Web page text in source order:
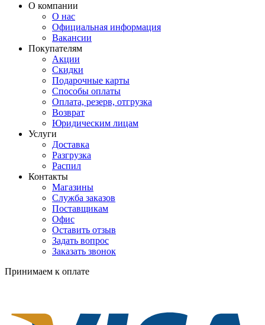
О компании
О нас
Официальная информация
Вакансии
Покупателям
Акции
Скидки
Подарочные карты
Способы оплаты
Оплата, резерв, отгрузка
Возврат
Юридическим лицам
Услуги
Доставка
Разгрузка
Распил
Контакты
Магазины
Служба заказов
Поставщикам
Офис
Оставить отзыв
Задать вопрос
Заказать звонок
Принимаем к оплате